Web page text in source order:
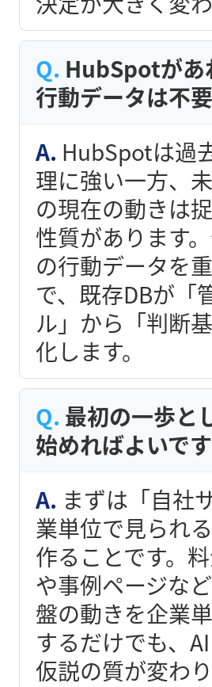
HubSpotがあ
行動データは不
HubSpotは過
理に強い一方、
の現在の動きは
性質があります
の行動データを
で、既存DBが「
ル」から「判断
化します。
最初の一歩と
始めればよいで
まずは「自社
業単位で見られ
作ることです。
や事例ページな
盤の動きを企業
するだけでも、
仮説の質が変わり